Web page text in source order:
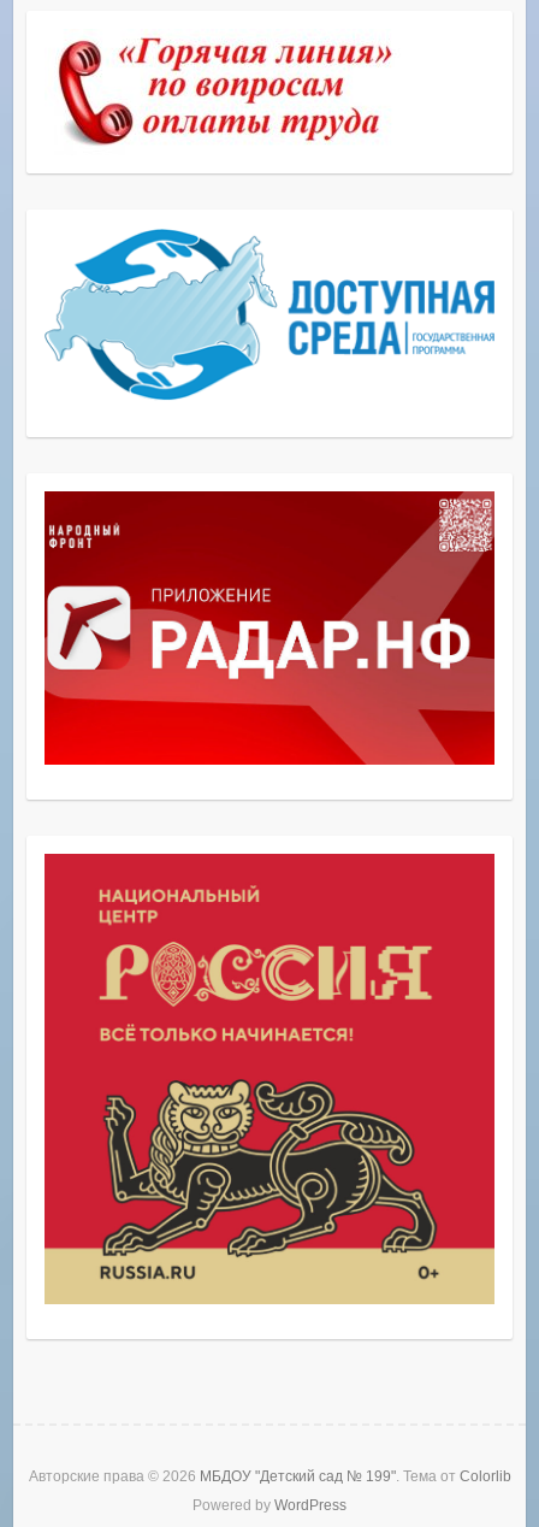
Авторские права © 2026 МБДОУ "Детский сад № 199". Тема от Colorlib
Powered by WordPress